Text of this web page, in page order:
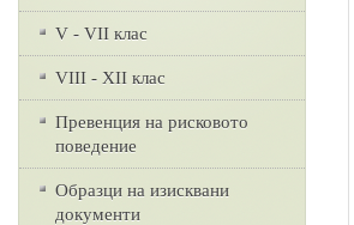
V - VII клас
VІІІ - ХІІ клас
Превенция на рисковото
поведение
Образци на изисквани
документи